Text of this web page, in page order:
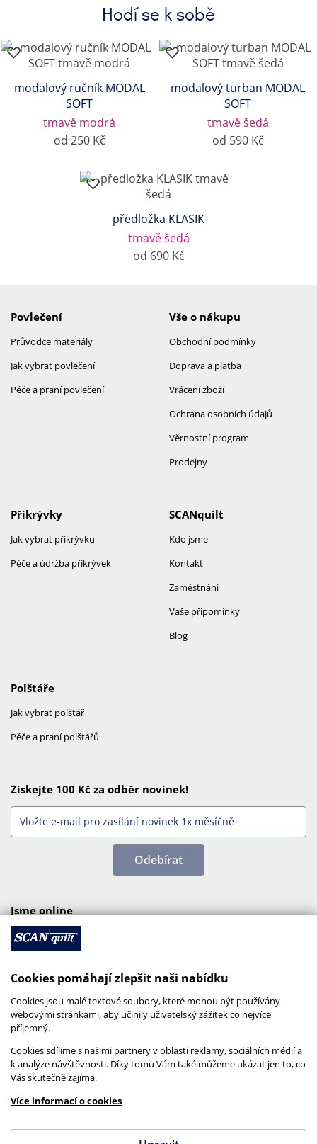
Hodí se k sobě
modalový ručník MODAL
SOFT
tmavě modrá
od 250 Kč
modalový turban MODAL
SOFT
tmavě šedá
od 590 Kč
předložka KLASIK
tmavě šedá
od 690 Kč
Povlečení
Průvodce materiály
Jak vybrat povlečení
Péče a praní povlečení
Vše o nákupu
Obchodní podmínky
Doprava a platba
Vrácení zboží
Ochrana osobních údajů
Věrnostní program
Prodejny
SCANquilt
Kdo jsme
Kontakt
Zaměstnání
Vaše připomínky
Blog
Přikrývky
Jak vybrat přikrývku
Péče a údržba přikrývek
Polštáře
Jak vybrat polštář
Péče a praní polštářů
Získejte 100 Kč za odběr novinek!
Odebírat
Jsme online
© 2026 SCANquilt - všechna práva vyhrazena
This site is protected by reCAPTCHA and the
GooglePrivacy PolicyandTerms of Serviceapply.
Cookies pomáhají zlepšit naši nabídku
Cookies jsou malé textové soubory, které mohou být používány
webovými stránkami, aby učinily uživatelský zážitek co nejvíce
příjemný.
Cookies sdílíme s našimi partnery v oblasti reklamy, sociálních médií a
k analýze návštěvnosti. Díky tomu Vám také můžeme ukázat jen to, co
Vás skutečně zajímá.
Více informací o cookies